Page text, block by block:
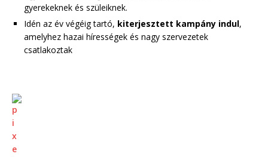
gyerekeknek és szüleiknek.
Idén az év végéig tartó, kiterjesztett kampány indul,
amelyhez hazai hírességek és nagy szervezetek
csatlakoztak